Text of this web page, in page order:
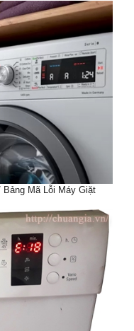
Mã Lỗi Máy Giặt